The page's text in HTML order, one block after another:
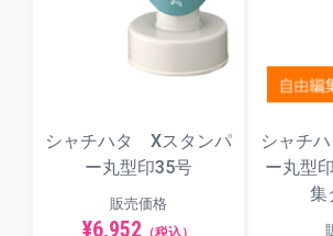
シャチハタ Xスタンパ
ー丸型印35号
販売価格
¥6,952 （税込）
シャチ
ー丸型
集